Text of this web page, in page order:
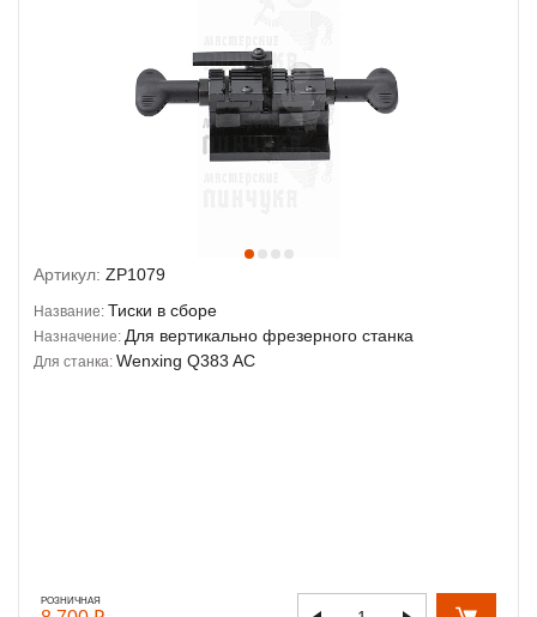
Артикул: ZP1079
Название: Тиски в сборе
Назначение: Для вертикально фрезерного станка
Для станка: Wenxing Q383 AC
РОЗНИЧНАЯ